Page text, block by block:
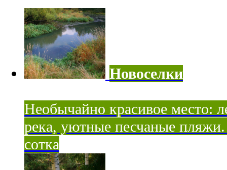
Новоселки
Необычайно красивое место:
река, уютные песчаные
сотка